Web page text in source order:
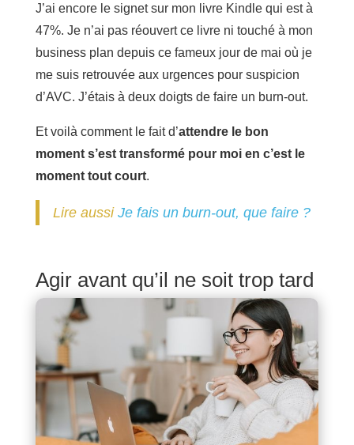
J’ai encore le signet sur mon livre Kindle qui est à
47%. Je n’ai pas réouvert ce livre ni touché à mon
business plan depuis ce fameux jour de mai où je
me suis retrouvée aux urgences pour suspicion
d’AVC. J’étais à deux doigts de faire un burn-out.
Et voilà comment le fait d’attendre le bon
moment s’est transformé pour moi en c’est le
moment tout court.
Lire aussiJe fais un burn-out, que faire ?
Agir avant qu’il ne soit trop tard